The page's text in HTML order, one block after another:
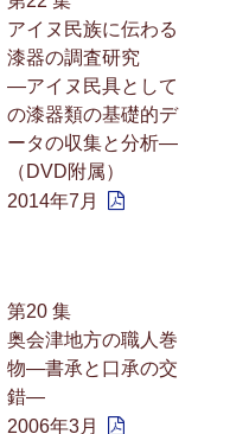
アイヌ民族に伝わる
漆器の調査研究
—アイヌ民具として
の漆器類の基礎的デ
ータの収集と分析—
（DVD附属）
2014年7月
第20 集
奥会津地方の職人巻
物—書承と口承の交
錯—
2006年3月